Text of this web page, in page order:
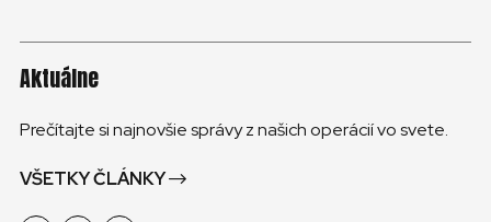
Aktuálne
Prečítajte si najnovšie správy z našich operácií vo svete.
VŠETKY ČLÁNKY